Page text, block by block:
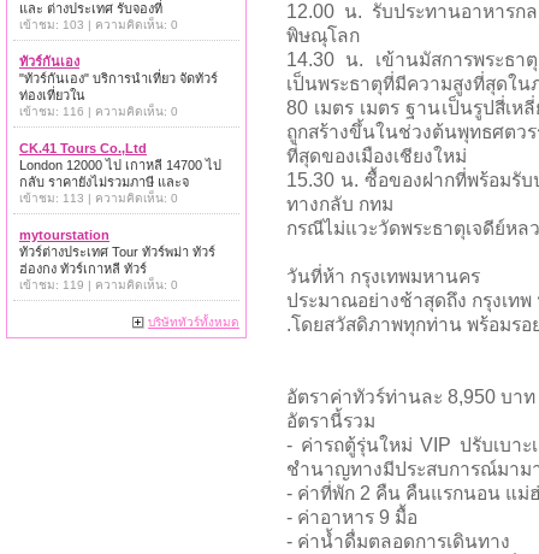
12.00 น. รับประทานอาหาร
พิษณุโลก
14.30 น. เข้านมัสการพระธา
เป็นพระธาตุที่มีความสูงที่สุด
80 เมตร เมตร ฐานเป็นรูปสี่เ
ถูกสร้างขึ้นในช่วงต้นพุทธศตว
ที่สุดของเมืองเชียงใหม่
15.30 น. ซื้อของฝากที่พร้อมรั
ทางกลับ กทม
กรณีไม่แวะวัดพระธาตุเจดีย์หล
วันที่ห้า กรุงเทพมหานคร
ประมาณอย่างช้าสุดถึง กรุงเทพ
.โดยสวัสดิภาพทุกท่าน พร้อมร
อัตราค่าทัวร์ท่านละ 8,950 บาท
อัตรานี้รวม
- ค่ารถตู้รุ่นใหม่ VIP ปรับเบา
ชำนาญทางมีประสบการณ์มาม
- ค่าที่พัก 2 คืน คืนแรกนอน แม่
- ค่าอาหาร 9 มื้อ
- ค่าน้ำดื่มตลอดการเดินทาง
และ ต่างประเทศ รับจองที่
เข้าชม: 103 | ความคิดเห็น: 0
ทัวร์กันเอง
"ทัวร์กันเอง" บริการนำเที่ยว จัดทัวร์
ท่องเที่ยวใน
เข้าชม: 116 | ความคิดเห็น: 0
CK.41 Tours Co.,Ltd
London 12000 ไป เกาหลี 14700 ไป
กลับ ราคายังไม่รวมภาษี และจ
เข้าชม: 113 | ความคิดเห็น: 0
mytourstation
ทัวร์ต่างประเทศ Tour ทัวร์พม่า ทัวร์
ฮ่องกง ทัวร์เกาหลี ทัวร์
เข้าชม: 119 | ความคิดเห็น: 0
บริษัททัวร์ทั้งหมด